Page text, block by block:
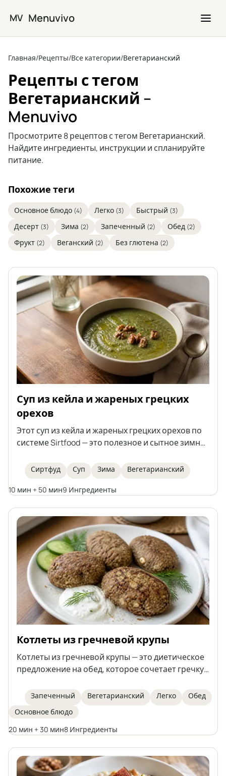
MV Menuvivo
Главная/Рецепты/Все категории/Вегетарианский
Рецепты с тегом
Вегетарианский –
Menuvivo
Просмотрите 8 рецептов с тегом Вегетарианский.
Найдите ингредиенты, инструкции и спланируйте
питание.
Похожие теги
Основное блюдо (4) Легко (3) Быстрый (3)
Десерт (3) Зима (2) Запеченный (2) Обед (2)
Фрукт (2) Веганский (2) Без глютена (2)
Суп из кейла и жареных грецких
орехов
Этот суп из кейла и жареных грецких орехов по
системе Sirtfood — это полезное и сытное зимнее
фасолью и украшенный хрустящими орехами,
он одновременно согревающий и очень
вкусный.
Сиртфуд Суп Зима Вегетарианский
10 мин + 50 мин9 Ингредиенты
Котлеты из гречневой крупы
Котлеты из гречневой крупы — это диетическое
предложение на обед, которое сочетает гречку с
и отрубями. Они запекаются, а не жарятся,
благодаря чему получаются более легкими и
богатыми клетчаткой и белком. Это простое и
быстрое в приготовлении блюдо, которое
альтернативы традиционным котлетам.
Запеченный Вегетарианский Легко
Обед
Основное блюдо
20 мин + 30 мин8 Ингредиенты